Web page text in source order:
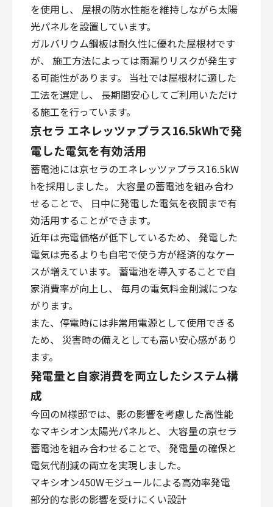
を使用し、 屋根の防水性能を維持しながら太陽
光パネルを設置しています。
ガルバリウム鋼板は耐久性に優れた屋根材です
が、 施工方法によっては雨漏りリスクが発生す
る可能性があります。 当社では屋根材に適した
工法を選定し、 長期間安心してご利用いただけ
る施工を行っています。
京セラ エネレッツァプラス16.5kWhで発
電した電気を有効活用
蓄電池には京セラのエネレッツァプラス16.5kW
hを採用しました。 大容量の蓄電池を組み合わ
せることで、 日中に発電した電気を夜間まで有
効活用することができます。
近年は売電価格が低下しているため、 発電した
電気は売るよりも自宅で使う方が経済的なケー
スが増えています。 蓄電池を導入することで自
家消費率が向上し、 毎月の電気料金削減につな
がります。
また、停電時には非常用電源として使用できる
ため、 災害時の備えとしても高い安心感があり
ます。
発電量と自家消費を両立したシステム構
成
今回のM様邸では、影の影響を考慮した高性能
なマキシオン太陽光パネルと、 大容量の京セラ
蓄電池を組み合わせることで、 発電量の確保と
電気代削減の両立を実現しました。
マキシオン450Wモジュールによる高効率発電
部分的な影の影響を受けにくい設計